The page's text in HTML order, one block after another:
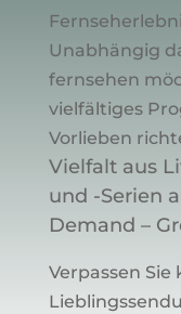
Unabhängig
fernsehen
vielfältiges
Vorlieben
Vielfalt aus
und -Serien
Demand –
Verpassen Sie